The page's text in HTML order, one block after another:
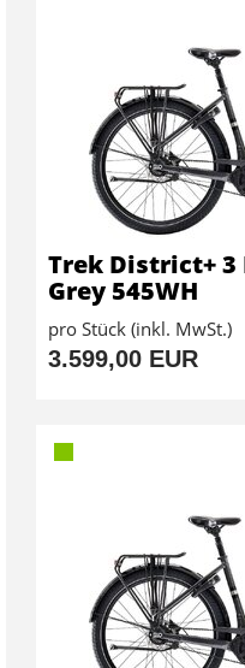
Trek District+ 3
Grey 545WH
pro Stück (inkl. MwSt.)
3.599,00 EUR